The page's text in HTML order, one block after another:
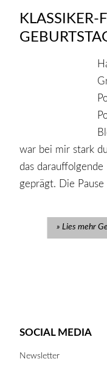
KLASSIKER-
war bei mir stark
das
geprägt. Die
Lies mehr
SOCIAL MEDIA
Newsletter